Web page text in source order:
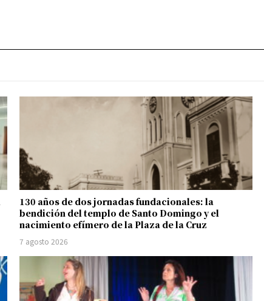
130 años de dos jornadas fundacionales: la
bendición del templo de Santo Domingo y el
nacimiento efímero de la Plaza de la Cruz
7 agosto 2026